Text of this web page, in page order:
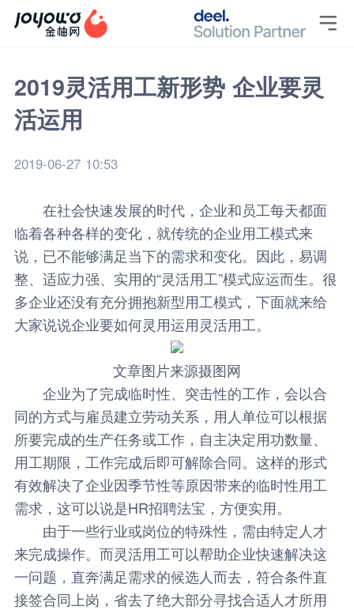

2019灵活用工新形势 企业要灵
活运用
2019-06-27 10:53
在社会快速发展的时代，企业和员工每天都面
临着各种各样的变化，就传统的企业用工模式来
说，已不能够满足当下的需求和变化。因此，易调
整、适应力强、实用的“灵活用工”模式应运而生。很
多企业还没有充分拥抱新型用工模式，下面就来给
大家说说企业要如何灵用运用灵活用工。
文章图片来源摄图网
企业为了完成临时性、突击性的工作，会以合
同的方式与雇员建立劳动关系，用人单位可以根据
所要完成的生产任务或工作，自主决定用功数量、
用工期限，工作完成后即可解除合同。这样的形式
有效解决了企业因季节性等原因带来的临时性用工
需求，这可以说是HR招聘法宝，方便实用。
由于一些行业或岗位的特殊性，需由特定人才
来完成操作。而灵活用工可以帮助企业快速解决这
一问题，直奔满足需求的候选人而去，符合条件直
接签合同上岗，省去了绝大部分寻找合适人才所用